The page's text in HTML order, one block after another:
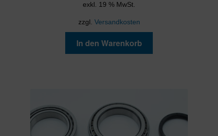
exkl. 19 % MwSt.
zzgl. Versandkosten
In den Warenkorb